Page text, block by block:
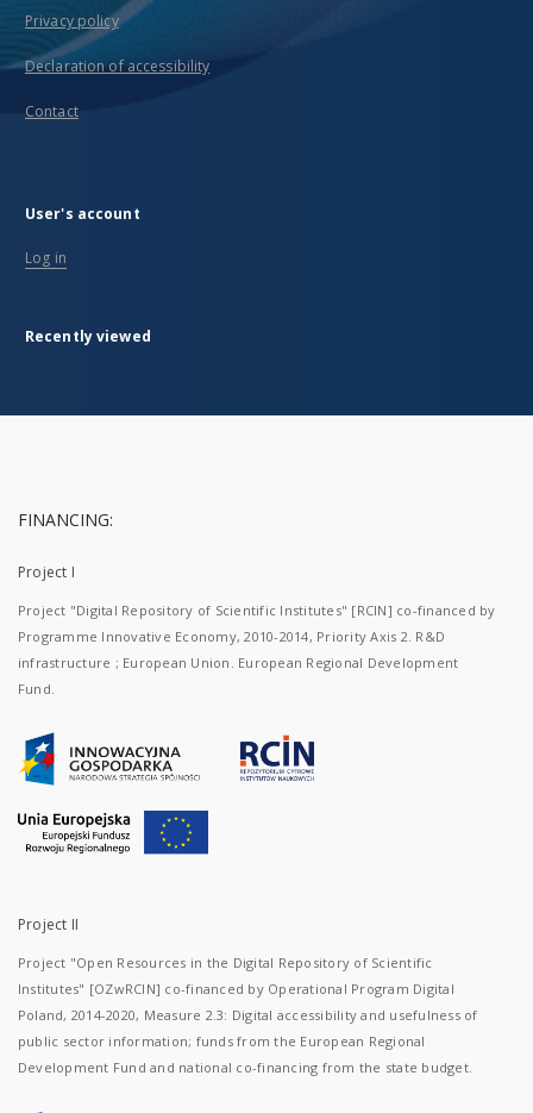
Privacy policy
Declaration of accessibility
Contact
User's account
Log in
Recently viewed
FINANCING:
Project I
Project "Digital Repository of Scientific Institutes" [RCIN] co-financed by
Programme Innovative Economy, 2010-2014, Priority Axis 2. R&D
infrastructure ; European Union. European Regional Development
Fund.
Project II
Project "Open Resources in the Digital Repository of Scientific
Institutes" [OZwRCIN] co-financed by Operational Program Digital
Poland, 2014-2020, Measure 2.3: Digital accessibility and usefulness of
public sector information; funds from the European Regional
Development Fund and national co-financing from the state budget.